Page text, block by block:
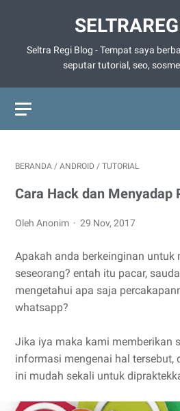
Seltra Regi Blog - Tempat saya
seputar tutorial, seo,
BERANDA / ANDROID / TUTORIAL
Cara Hack dan Menyadap
Oleh Anonim 29 Nov, 2017
Apakah anda berkeinginan untuk
seseorang? entah itu pacar,
mengetahui apa saja
whatsapp?
Jika iya maka kami memberikan
informasi mengenai hal tersebut,
ini mudah sekali untuk